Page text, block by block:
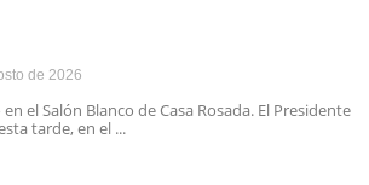
de 2026
el Salón Blanco de Casa Rosada. El Presidente
tarde, en el ...